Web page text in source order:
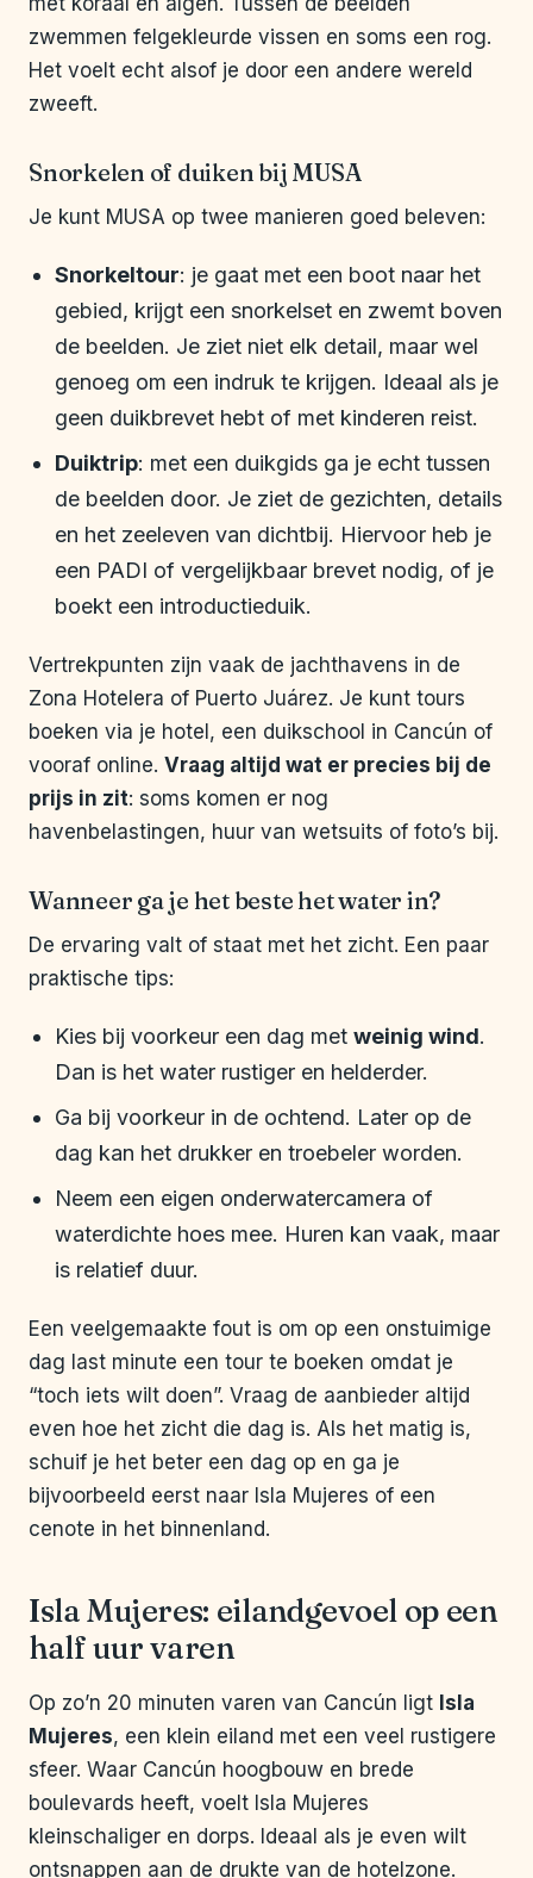
zwemmen felgekleurde vissen en soms een rog.
Het voelt echt alsof je door een andere wereld
zweeft.
Snorkelen of duiken bij MUSA
Je kunt MUSA op twee manieren goed beleven:
Snorkeltour: je gaat met een boot naar het
gebied, krijgt een snorkelset en zwemt boven
de beelden. Je ziet niet elk detail, maar wel
genoeg om een indruk te krijgen. Ideaal als je
geen duikbrevet hebt of met kinderen reist.
Duiktrip: met een duikgids ga je echt tussen
de beelden door. Je ziet de gezichten, details
en het zeeleven van dichtbij. Hiervoor heb je
een PADI of vergelijkbaar brevet nodig, of je
boekt een introductieduik.
Vertrekpunten zijn vaak de jachthavens in de
Zona Hotelera of Puerto Juárez. Je kunt tours
boeken via je hotel, een duikschool in Cancún of
vooraf online. Vraag altijd wat er precies bij de
prijs in zit: soms komen er nog
havenbelastingen, huur van wetsuits of foto’s bij.
Wanneer ga je het beste het water in?
De ervaring valt of staat met het zicht. Een paar
praktische tips:
Kies bij voorkeur een dag met weinig wind.
Dan is het water rustiger en helderder.
Ga bij voorkeur in de ochtend. Later op de
dag kan het drukker en troebeler worden.
Neem een eigen onderwatercamera of
waterdichte hoes mee. Huren kan vaak, maar
is relatief duur.
Een veelgemaakte fout is om op een onstuimige
dag last minute een tour te boeken omdat je
“toch iets wilt doen”. Vraag de aanbieder altijd
even hoe het zicht die dag is. Als het matig is,
schuif je het beter een dag op en ga je
bijvoorbeeld eerst naar Isla Mujeres of een
cenote in het binnenland.
Isla Mujeres: eilandgevoel op een
half uur varen
Op zo’n 20 minuten varen van Cancún ligt Isla
Mujeres, een klein eiland met een veel rustigere
sfeer. Waar Cancún hoogbouw en brede
boulevards heeft, voelt Isla Mujeres
kleinschaliger en dorps. Ideaal als je even wilt
ontsnappen aan de drukte van de hotelzone.